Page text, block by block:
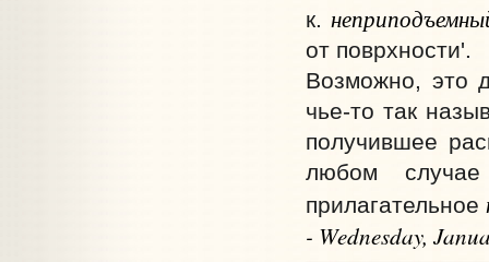
к.
от поврхности'.
Возможно, это
чье-то так
получившее
любом
прилагательное
- Wednesday,